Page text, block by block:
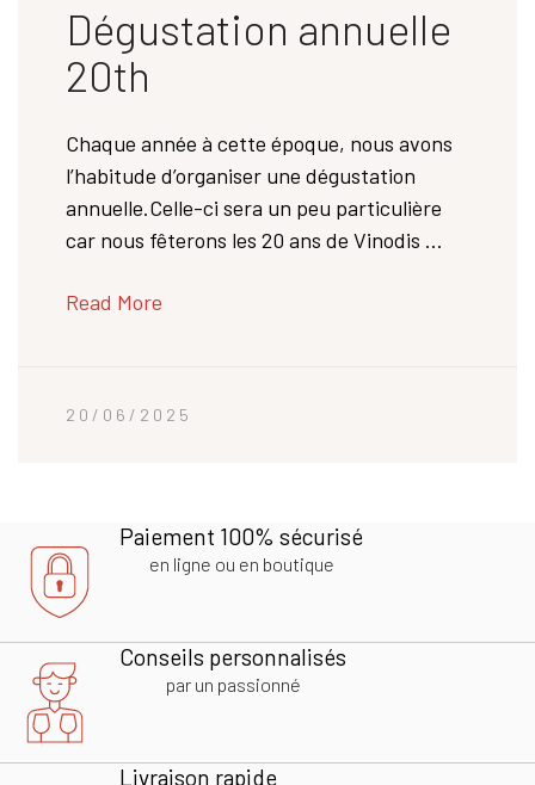
Dégustation annuelle
20th
Chaque année à cette époque, nous avons
l’habitude d’organiser une dégustation
annuelle.Celle-ci sera un peu particulière
car nous fêterons les 20 ans de Vinodis …
Read More
20/06/2025
Paiement 100% sécurisé
en ligne ou en boutique
Conseils personnalisés
par un passionné
Livraison rapide